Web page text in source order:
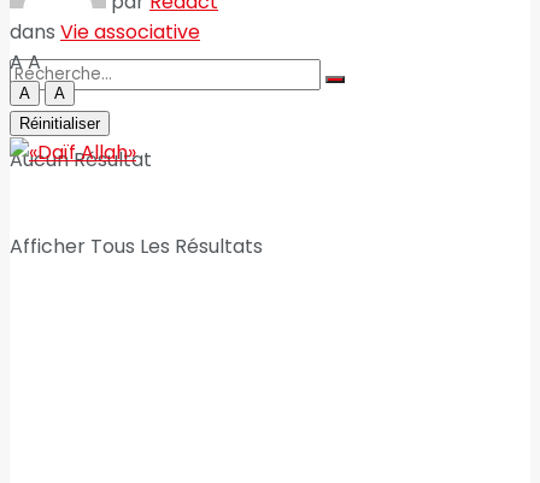
Aucun Résultat
Afficher Tous Les Résultats
dans Vie associative
AA
A
A
Réinitialiser